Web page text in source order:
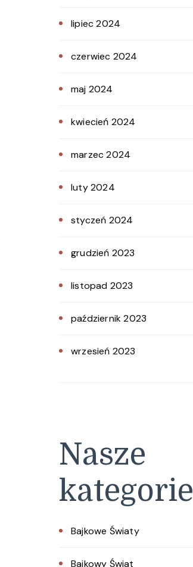
lipiec 2024
czerwiec 2024
maj 2024
kwiecień 2024
marzec 2024
luty 2024
styczeń 2024
grudzień 2023
listopad 2023
październik 2023
wrzesień 2023
Nasze
kategorie
Bajkowe Światy
Bajkowy Świat